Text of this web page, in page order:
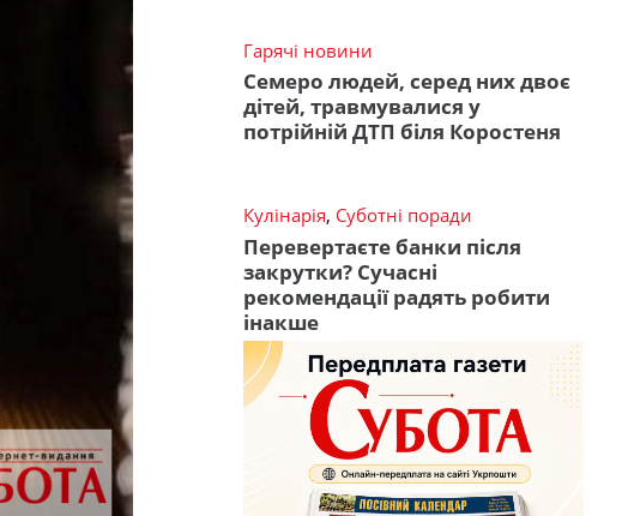
Гарячі новини
Семеро людей, серед них двоє
дітей, травмувалися у
потрійній ДТП біля Коростеня
Кулінарія, Суботні поради
Перевертаєте банки після
закрутки? Сучасні
рекомендації радять робити
інакше